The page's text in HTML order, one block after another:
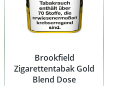
Brookfield
Zigarettentabak Gold
Blend Dose